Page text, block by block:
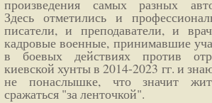
произведения самых разных
Здесь отметились и
писатели, и преподаватели, и
кадровые военные, принимавшие
в боевых действиях против
киевской хунты в 2014-2023 гг. и
не понаслышке, что значит
сражаться "за ленточкой".